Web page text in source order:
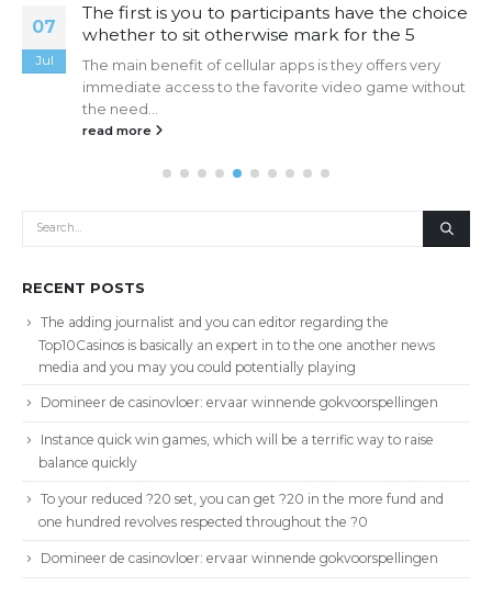
07
Jul
The first is you to participants have the choice
whether to sit otherwise mark for the 5
The main benefit of cellular apps is they offers very
immediate access to the favorite video game without
the need...
read more
RECENT POSTS
The adding journalist and you can editor regarding the
Top10Casinos is basically an expert in to the one another news
media and you may you could potentially playing
Domineer de casinovloer: ervaar winnende gokvoorspellingen
Instance quick win games, which will be a terrific way to raise
balance quickly
To your reduced ?20 set, you can get ?20 in the more fund and
one hundred revolves respected throughout the ?0
Domineer de casinovloer: ervaar winnende gokvoorspellingen